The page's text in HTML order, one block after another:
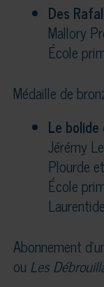
Des
Mallory
École
Médaille de
Le
Jérémy
Plourde
École
Abonnement
ou Les